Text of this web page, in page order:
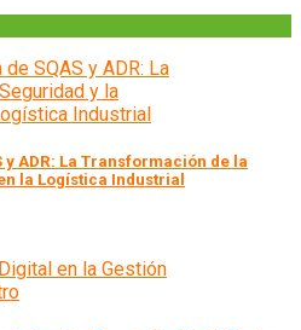
y ADR: La Transformación de la
la Logística Industrial